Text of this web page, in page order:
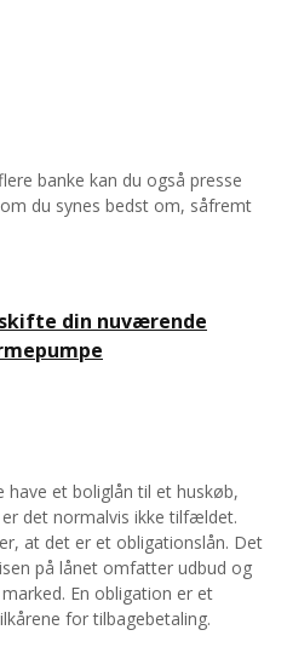
banke kan du også presse
du synes bedst om, såfremt
din nuværende
have et boliglån til et huskøb,
det normalvis ikke tilfældet.
at det er et obligationslån. Det
på lånet omfatter udbud og
En obligation er et
for tilbagebetaling.